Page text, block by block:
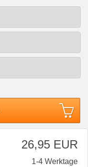
26,95 EUR
1-4 Werktage